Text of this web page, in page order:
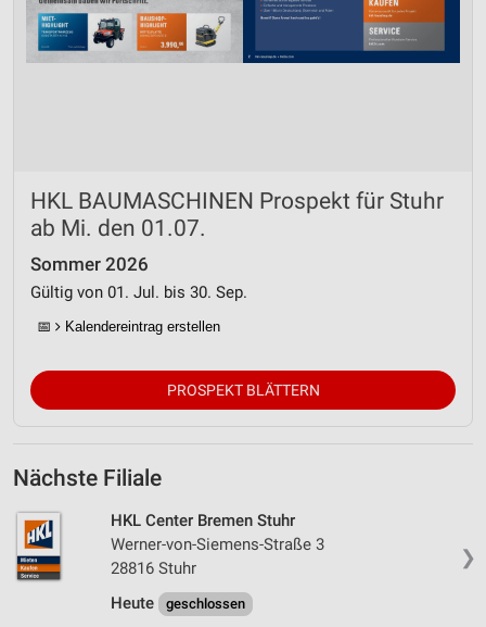
HKL BAUMASCHINEN Prospekt für Stuhr
ab Mi. den 01.07.
Sommer 2026
Gültig von 01. Jul. bis 30. Sep.
📅 Kalendereintrag erstellen
PROSPEKT BLÄTTERN
Nächste Filiale
❯
HKL Center Bremen Stuhr
Werner-von-Siemens-Straße 3
28816 Stuhr
Heute
geschlossen